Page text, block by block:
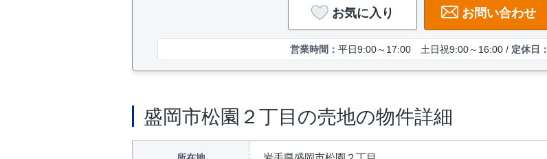
お気に入り お問い合わせ
営業時間： 平日9:00～17:00 土日祝9:00～16:00 / 定休日：
盛岡市松園２丁目の売地の物件詳細